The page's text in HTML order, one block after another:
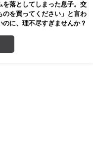
を落としてしまった息子。交
のを買ってください」と言わ
に、理不尽すぎませんか？